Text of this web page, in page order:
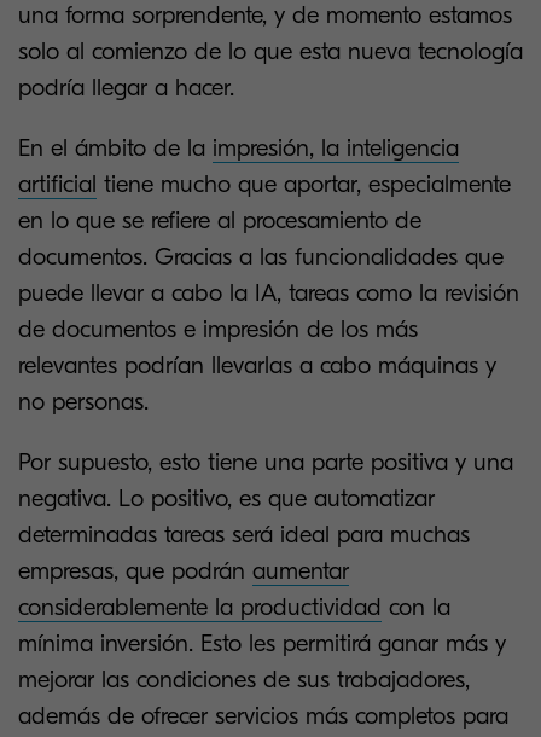
una forma sorprendente, y de momento estamos
solo al comienzo de lo que esta nueva tecnología
podría llegar a hacer.
En el ámbito de la impresión, la inteligencia
artificial tiene mucho que aportar, especialmente
en lo que se refiere al procesamiento de
documentos. Gracias a las funcionalidades que
puede llevar a cabo la IA, tareas como la revisión
de documentos e impresión de los más
relevantes podrían llevarlas a cabo máquinas y
no personas.
Por supuesto, esto tiene una parte positiva y una
negativa. Lo positivo, es que automatizar
determinadas tareas será ideal para muchas
empresas, que podrán aumentar
considerablemente la productividad con la
mínima inversión. Esto les permitirá ganar más y
mejorar las condiciones de sus trabajadores,
además de ofrecer servicios más completos para